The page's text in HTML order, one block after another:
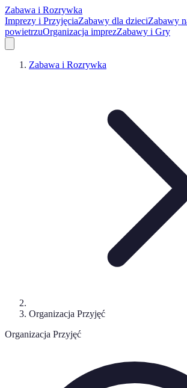
Zabawa i Rozrywka
Imprezy i PrzyjęciaZabawy dla dzieciZabawy
powietrzuOrganizacja imprezZabawy i Gry
Zabawa i Rozrywka
Organizacja Przyjęć
Organizacja Przyjęć